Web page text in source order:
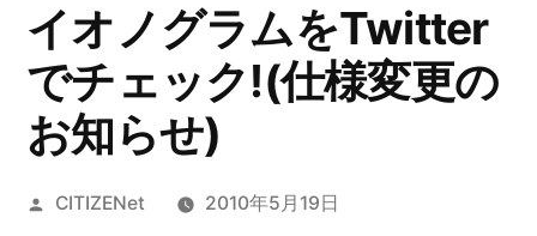
イオノグラムをTwitter
でチェック!(仕様変更の
お知らせ)
投
CITIZENet 2010年5月19日